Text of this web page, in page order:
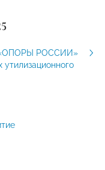
«ОПОРЫ РОССИИ»
утилизационного